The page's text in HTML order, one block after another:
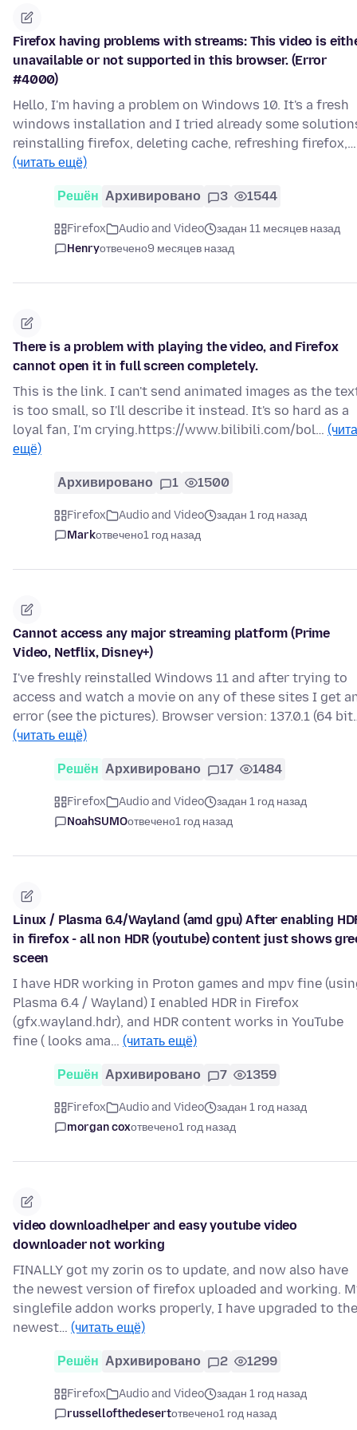
Firefox having problems with streams: This video is
unavailable or not supported in this browser. (Error
#4000)
Hello, I'm having a problem on Windows 10. It's a fresh
windows installation and I tried already some
reinstalling firefox, deleting cache, refreshing firefox,…
(читать ещё)
Решён Архивировано 3 1544
Firefox Audio and Video
задан 11 месяцев назад
Henryотвечено9 месяцев назад
There is a problem with playing the video, and Firefox
cannot open it in full screen completely.
This is the link. I can't send animated images as the
is too small, so I'll describe it instead. It's so hard as a
loyal fan, I'm crying.https://www.bilibili.com/bol…
ещё)
Архивировано 1 1500
Firefox Audio and Video
задан 1 год назад
Markотвечено1 год назад
Cannot access any major streaming platform (Prime
Video, Netflix, Disney+)
I've freshly reinstalled Windows 11 and after trying to
access and watch a movie on any of these sites I get
error (see the pictures). Browser version: 137.0.1 (64
(читать ещё)
Решён Архивировано 17 1484
Firefox Audio and Video
задан 1 год назад
NoahSUMOотвечено1 год назад
Linux / Plasma 6.4/Wayland (amd gpu) After enabling
in firefox - all non HDR (youtube) content just shows
sceen
I have HDR working in Proton games and mpv fine
Plasma 6.4 / Wayland) I enabled HDR in Firefox
(gfx.wayland.hdr), and HDR content works in YouTube
fine ( looks ama… (читать ещё)
Решён Архивировано 7 1359
Firefox Audio and Video
задан 1 год назад
morgan coxотвечено1 год назад
video downloadhelper and easy youtube video
downloader not working
FINALLY got my zorin os to update, and now also have
the newest version of firefox uploaded and working.
singlefile addon works properly, I have upgraded to the
newest… (читать ещё)
Решён Архивировано 2 1299
Firefox Audio and Video
задан 1 год назад
russellofthedesertотвечено1 год назад